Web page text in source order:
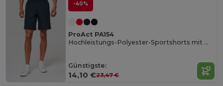
-40%
ProAct PA154
Hochleistungs-Polyester-Sportshorts mit Mesh
Günstigste:
14,10 €23,47 €